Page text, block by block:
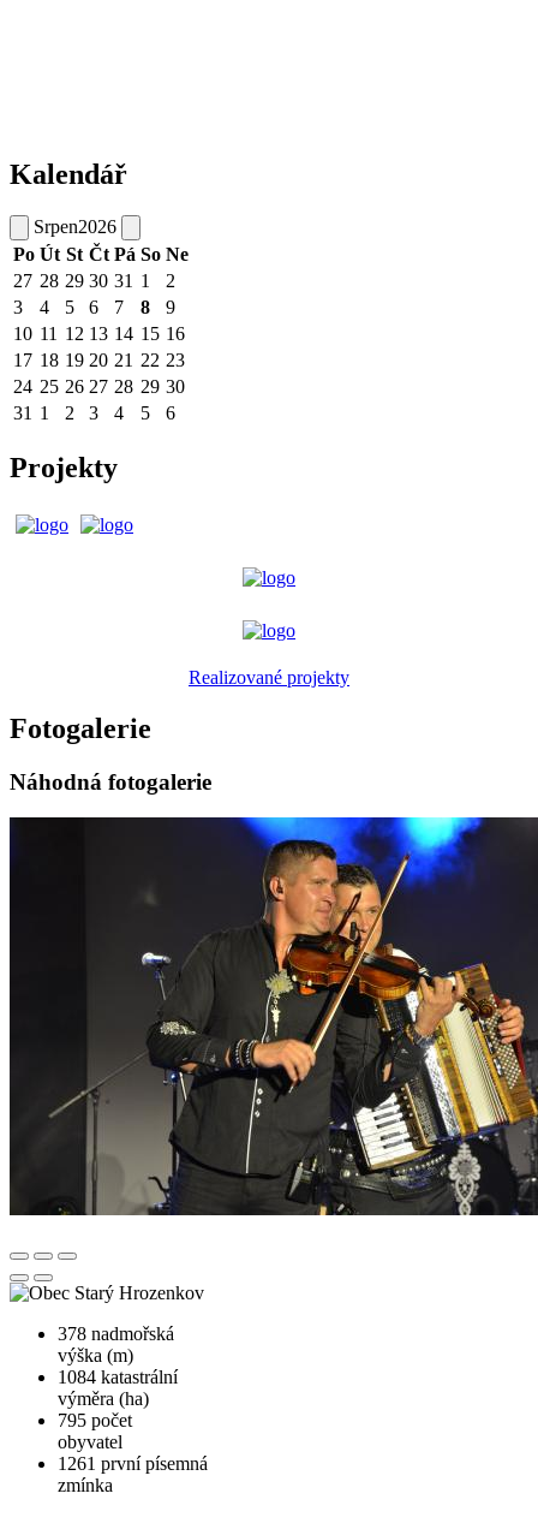
Kalendář
Srpen2026
Po Út St Čt Pá So Ne
27 28 29 30 31 1
2
3
4 5 6 7 8
9
10 11 12 13 14 15 16
17 18 19 20 21 22 23
24 25 26 27 28 29 30
31 1 2 3 4 5 6
Projekty
Realizované projekty
Fotogalerie
Náhodná fotogalerie
378 nadmořská
výška (m)
1084 katastrální
výměra (ha)
795 počet
obyvatel
1261 první písemná
zmínka